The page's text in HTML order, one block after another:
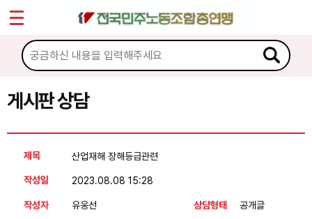
게시판 상담
제목 산업재해 장해등급관련
작성일 2023.08.08 15:28
작성자 유웅선 상담형태 공개글
마이페이지
소개
소식
노동상담
권리찾기수첩 검색
Sketchbook5, 스케치북5
Sketchbook5, 스케치북5